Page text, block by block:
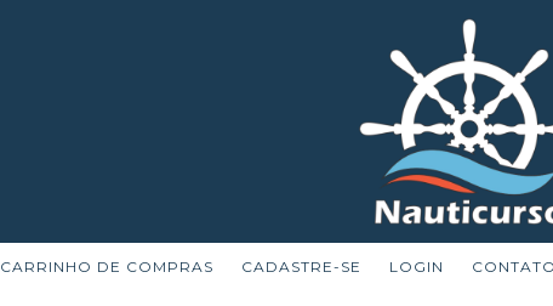
CARRINHO DE COMPRAS CADASTRE-SE LOGIN CONTATO